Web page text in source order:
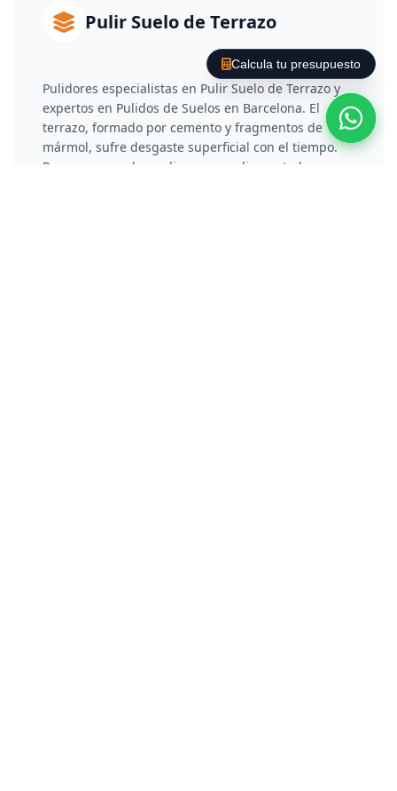
Pulir Suelo de Terrazo
Pulidores especialistas en Pulir Suelo de Terrazo y
expertos en Pulidos de Suelos en Barcelona. El
terrazo, formado por cemento y fragmentos de
mármol, sufre desgaste superficial con el tiempo.
Para recuperarlo, realizamos un diamantado por
Calcula tu presupuesto